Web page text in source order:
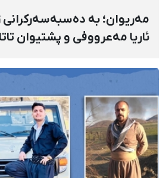
مەریوان؛ بە دەسبەسەرکرانی
ئاریا مەعرووفی و پشتیوان
بۆ شەش کەس زیادی کرد